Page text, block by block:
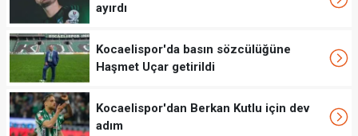
ayırdı
Kocaelispor'da basın sözcülüğüne
Haşmet Uçar getirildi
Kocaelispor'dan Berkan Kutlu için dev
adım